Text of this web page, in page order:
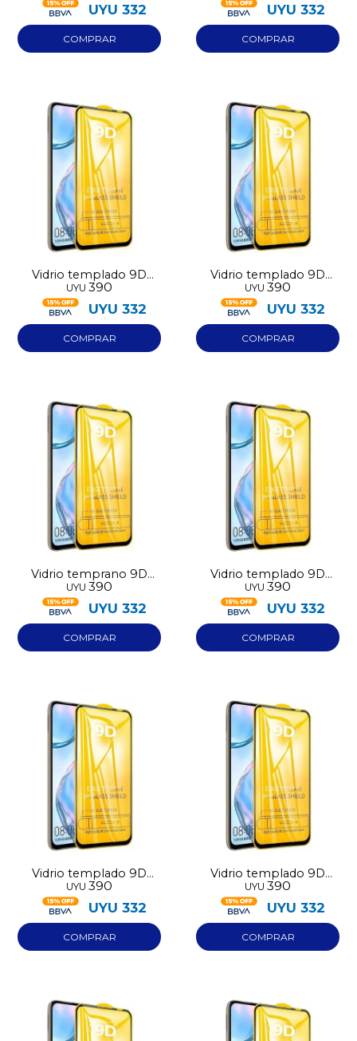
UYU 332 UYU 332
Vidrio templado 9D
Iphone 16
UYU 390
UYU 332
Vidrio templado 9D
Iphone 17
UYU 390
UYU 332
Vidrio temprano 9D
Redmi Note 15 Pro
UYU 390
UYU 332
Vidrio templado 9D
Iphone 16E
UYU 390
UYU 332
Vidrio templado 9D
Iphone 16 Pro
UYU 390
UYU 332
Vidrio templado 9D
Iphone 17 Pro
UYU 390
UYU 332